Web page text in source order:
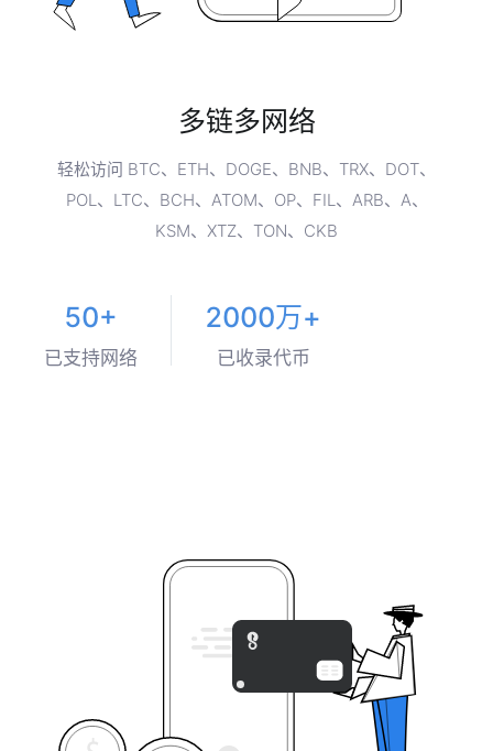
多链多网络
轻松访问 BTC、ETH、DOGE、BNB、TRX、DOT、
POL、LTC、BCH、ATOM、OP、FIL、ARB、A、
KSM、XTZ、TON、CKB
50+
已支持网络
2000万+
已收录代币